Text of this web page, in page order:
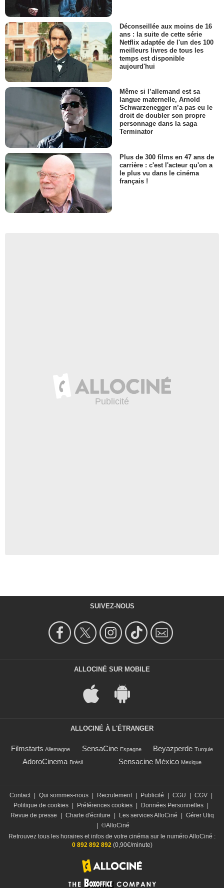
Déconseillée aux moins de 16
ans : la suite de cette série
Netflix adaptée de l'un des 100
meilleurs livres de tous les
temps est disponible
aujourd'hui
Même si l’allemand est sa
langue maternelle, Arnold
Schwarzenegger n’a pas eu le
droit de doubler son propre
personnage dans la saga
Terminator
Plus de 300 films en 47 ans de
carrière : c'est l'acteur qu'on a
le plus vu dans le cinéma
français !
SUIVEZ-NOUS
ALLOCINÉ SUR MOBILE
ALLOCINÉ À L'ÉTRANGER
Filmstarts Allemagne SensaCine Espagne Beyazperde Turquie
AdoroCinema Brésil Sensacine México Mexique
Contact Qui sommes-nous Recrutement Publicité CGU CGV
Politique de cookies
Préférences cookies Données Personnelles
Revue de presse
Charte d'écriture Les services AlloCiné
Gérer Utiq
©AlloCiné
Retrouvez tous les horaires et infos de votre cinéma sur le numéro AlloCiné :
0 892 892 892(0,90€/minute)